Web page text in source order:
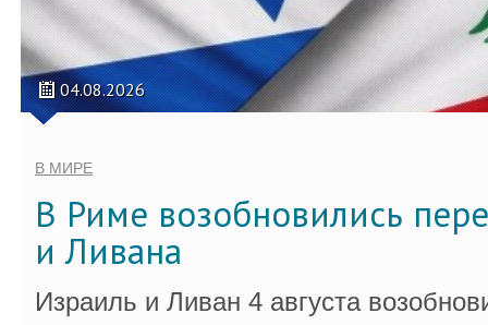
04.08.2026
В МИРЕ
В Риме возобновились
и Ливана
Израиль и Ливан 4 августа